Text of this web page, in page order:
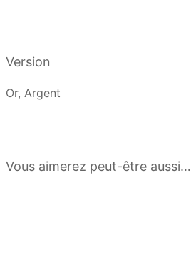
Version
Or, Argent
Vous aimerez peut-être aussi…